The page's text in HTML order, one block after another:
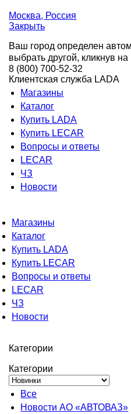
Москва, Россия
Закрыть
Ваш город определен
выбрать другой, кликнув
8 (800) 700-52-32
Клиентская служба LADA
Магазины
Каталог
Купить LADA
Купить LECAR
Вопросы и ответы
LECAR
ЧЗ
Новости
Магазины
Каталог
Купить LADA
Купить LECAR
Вопросы и ответы
LECAR
ЧЗ
Новости
Категории
Категории
Все
Новости АО «АВТОВАЗ»